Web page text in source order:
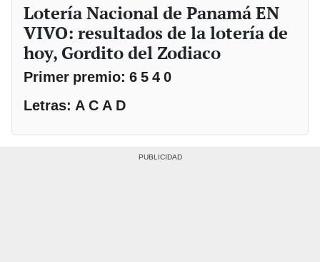
Lotería Nacional de Panamá EN
VIVO: resultados de la lotería de
hoy, Gordito del Zodiaco
Primer premio: 6 5 4 0
Letras: A C A D